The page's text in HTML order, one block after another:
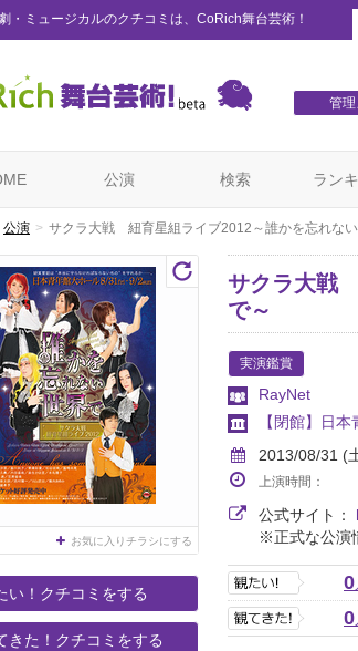
・ミュージカルのクチコミは、CoRich舞台芸術！
管
公演 検索 ラン
公演 サクラ大戦 紐育星組ライブ2012～誰かを忘れない
お気に入りチラシにする
い！クチコミをする
きた！クチコミをする
サクラ大戦
で～
実演鑑賞
RayNet
【閉館】日
2013/08/31 (
上演時間：
公式サイト：
※正式な公演
0
0